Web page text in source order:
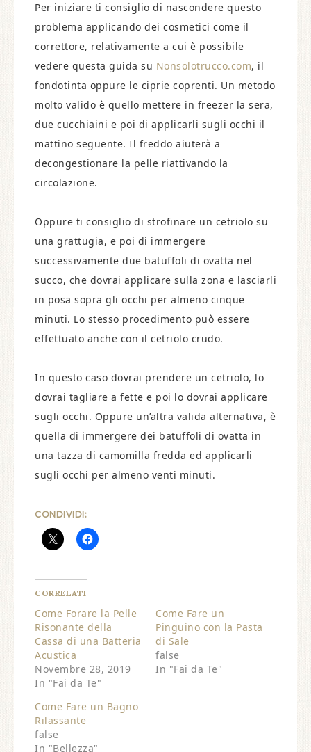
Per iniziare ti consiglio di nascondere questo
problema applicando dei cosmetici come il
correttore, relativamente a cui è possibile
vedere questa guida su Nonsolotrucco.com, il
fondotinta oppure le ciprie coprenti. Un metodo
molto valido è quello mettere in freezer la sera,
due cucchiaini e poi di applicarli sugli occhi il
mattino seguente. Il freddo aiuterà a
decongestionare la pelle riattivando la
circolazione.
Oppure ti consiglio di strofinare un cetriolo su
una grattugia, e poi di immergere
successivamente due batuffoli di ovatta nel
succo, che dovrai applicare sulla zona e lasciarli
in posa sopra gli occhi per almeno cinque
minuti. Lo stesso procedimento può essere
effettuato anche con il cetriolo crudo.
In questo caso dovrai prendere un cetriolo, lo
dovrai tagliare a fette e poi lo dovrai applicare
sugli occhi. Oppure un’altra valida alternativa, è
quella di immergere dei batuffoli di ovatta in
una tazza di camomilla fredda ed applicarli
sugli occhi per almeno venti minuti.
CONDIVIDI:
CORRELATI
Come Forare la Pelle
Risonante della
Cassa di una Batteria
Acustica
Novembre 28, 2019
In "Fai da Te"
Come Fare un
Pinguino con la Pasta
di Sale
false
In "Fai da Te"
Come Fare un Bagno
Rilassante
false
In "Bellezza"